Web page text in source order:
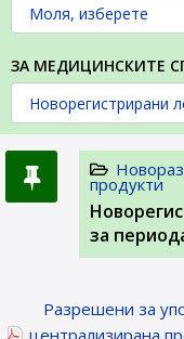
ЗА МЕДИЦИНСКИТЕ
продукти
за
Разрешени за
централизирана